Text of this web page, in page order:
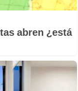
abren ¿está